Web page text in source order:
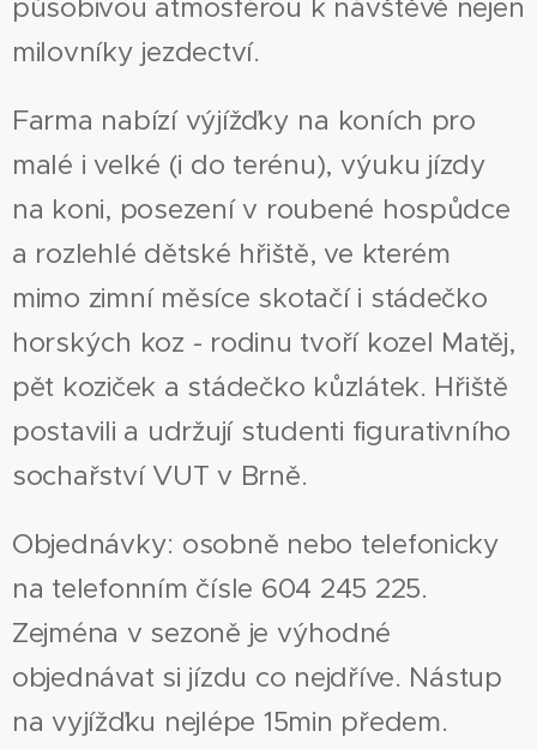
působivou atmosférou k návštěvě nejen
milovníky jezdectví.
Farma nabízí výjížďky na koních pro
malé i velké (i do terénu), výuku jízdy
na koni, posezení v roubené hospůdce
a rozlehlé dětské hřiště, ve kterém
mimo zimní měsíce skotačí i stádečko
horských koz - rodinu tvoří kozel Matěj,
pět koziček a stádečko kůzlátek. Hřiště
postavili a udržují studenti figurativního
sochařství VUT v Brně.
Objednávky: osobně nebo telefonicky
na telefonním čísle 604 245 225.
Zejména v sezoně je výhodné
objednávat si jízdu co nejdříve. Nástup
na vyjížďku nejlépe 15min předem.